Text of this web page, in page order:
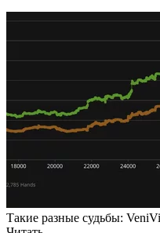
Такие разные судьбы: